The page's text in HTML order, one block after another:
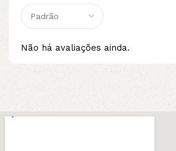
Não há avaliações ainda.